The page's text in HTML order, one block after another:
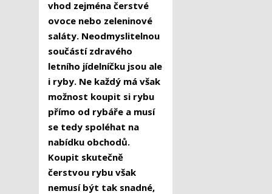
vhod zejména čerstvé
ovoce nebo zeleninové
saláty. Neodmyslitelnou
součástí zdravého
letního jídelníčku jsou ale
i ryby. Ne každý má však
možnost koupit si rybu
přímo od rybáře a musí
se tedy spoléhat na
nabídku obchodů.
Koupit skutečně
čerstvou rybu však
nemusí být tak snadné,